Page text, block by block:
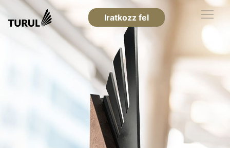
Iratkozz fel